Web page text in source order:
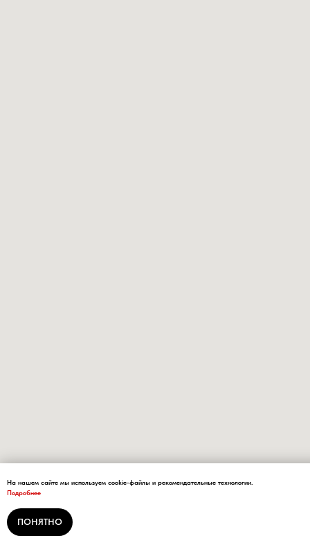
На нашем сайте мы используем cookie-файлы и рекомендательные технологии.
Подробнее
ПОНЯТНО